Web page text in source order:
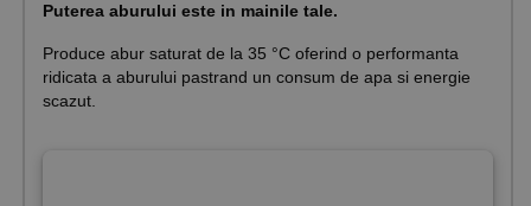
Puterea aburului este in mainile tale.
Produce abur saturat de la 35 °C oferind o performanta
ridicata a aburului pastrand un consum de apa si energie
scazut.